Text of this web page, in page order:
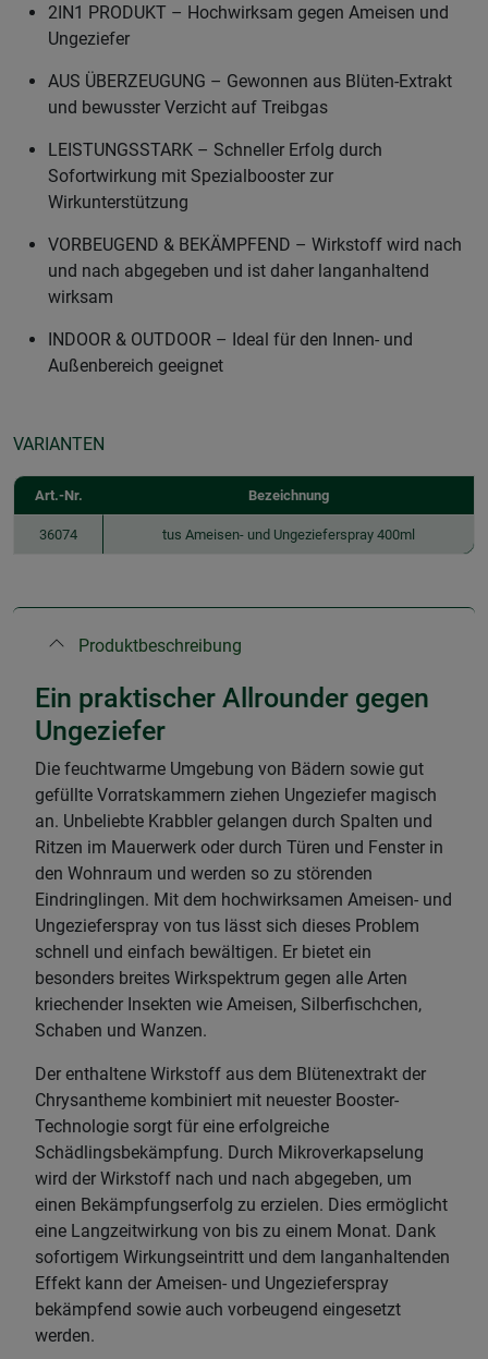
2IN1 PRODUKT – Hochwirksam gegen Ameisen und
Ungeziefer
AUS ÜBERZEUGUNG – Gewonnen aus Blüten-Extrakt
und bewusster Verzicht auf Treibgas
LEISTUNGSSTARK – Schneller Erfolg durch
Sofortwirkung mit Spezialbooster zur
Wirkunterstützung
VORBEUGEND & BEKÄMPFEND – Wirkstoff wird nach
und nach abgegeben und ist daher langanhaltend
wirksam
INDOOR & OUTDOOR – Ideal für den Innen- und
Außenbereich geeignet
VARIANTEN
Art.-Nr. Bezeichnung
36074 tus Ameisen- und Ungezieferspray 400ml
Produktbeschreibung
Ein praktischer Allrounder gegen
Ungeziefer
Die feuchtwarme Umgebung von Bädern sowie gut
gefüllte Vorratskammern ziehen Ungeziefer magisch
an. Unbeliebte Krabbler gelangen durch Spalten und
Ritzen im Mauerwerk oder durch Türen und Fenster in
den Wohnraum und werden so zu störenden
Eindringlingen. Mit dem hochwirksamen Ameisen- und
Ungezieferspray von tus lässt sich dieses Problem
schnell und einfach bewältigen. Er bietet ein
besonders breites Wirkspektrum gegen alle Arten
kriechender Insekten wie Ameisen, Silberfischchen,
Schaben und Wanzen.
Der enthaltene Wirkstoff aus dem Blütenextrakt der
Chrysantheme kombiniert mit neuester Booster-
Technologie sorgt für eine erfolgreiche
Schädlingsbekämpfung. Durch Mikroverkapselung
wird der Wirkstoff nach und nach abgegeben, um
einen Bekämpfungserfolg zu erzielen. Dies ermöglicht
eine Langzeitwirkung von bis zu einem Monat. Dank
sofortigem Wirkungseintritt und dem langanhaltenden
Effekt kann der Ameisen- und Ungezieferspray
bekämpfend sowie auch vorbeugend eingesetzt
werden.